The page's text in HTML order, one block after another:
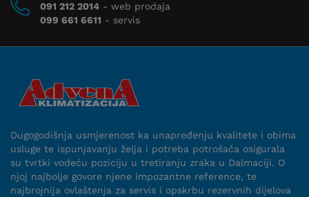
091 212 2014 - web prodaja
099 661 6611 - servis
Dugogodišnja usmjerenost ka unapređenju kvalitete i obima
usluge te ispunjavanju želja i potreba potrošača osigurala
su tvrtki vodeću poziciju u tretiranju zraka u Dalmaciji. O
njoj najbolje govore njene impozantne reference, te
najbrojnija ovlaštenja za servis i opskrbu rezervnih dijelova